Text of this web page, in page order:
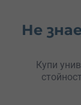
Не
Купи